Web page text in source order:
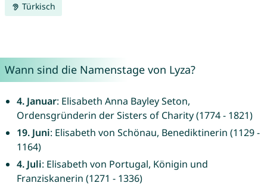
Türkisch
Wann sind die Namenstage von Lyza?
4. Januar: Elisabeth Anna Bayley Seton,
Ordensgründerin der Sisters of Charity (1774 - 1821)
19. Juni: Elisabeth von Schönau, Benediktinerin (1129 -
1164)
4. Juli: Elisabeth von Portugal, Königin und
Franziskanerin (1271 - 1336)